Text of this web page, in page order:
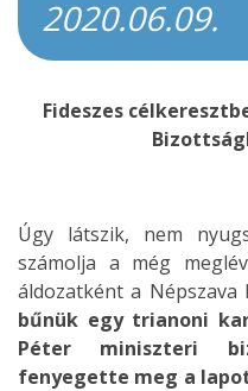
2020.06.09.
Fideszes
Úgy látszik, nem
számolja a még
áldozatként a Népszava
bűnük egy trianoni
Péter miniszteri
fenyegette meg a